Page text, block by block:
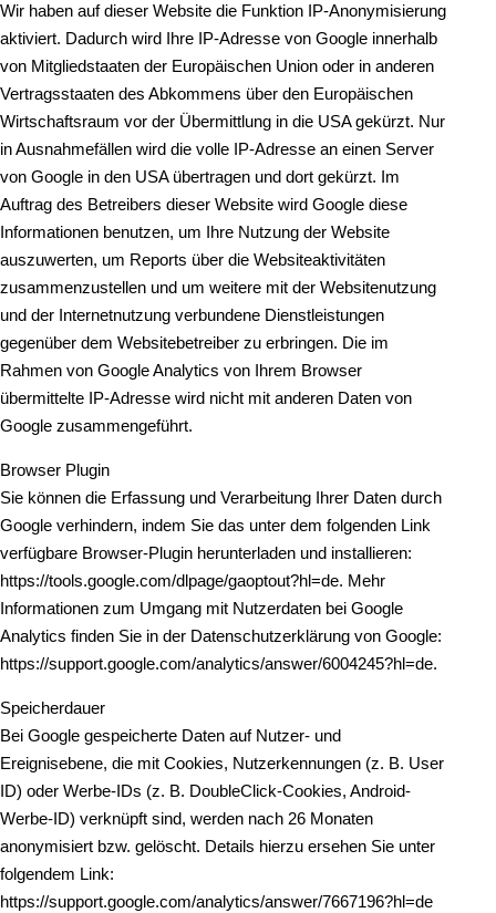
Wir haben auf dieser Website die Funktion IP-Anonymisierung
aktiviert. Dadurch wird Ihre IP-Adresse von Google innerhalb
von Mitgliedstaaten der Europäischen Union oder in anderen
Vertragsstaaten des Abkommens über den Europäischen
Wirtschaftsraum vor der Übermittlung in die USA gekürzt. Nur
in Ausnahmefällen wird die volle IP-Adresse an einen Server
von Google in den USA übertragen und dort gekürzt. Im
Auftrag des Betreibers dieser Website wird Google diese
Informationen benutzen, um Ihre Nutzung der Website
auszuwerten, um Reports über die Websiteaktivitäten
zusammenzustellen und um weitere mit der Websitenutzung
und der Internetnutzung verbundene Dienstleistungen
gegenüber dem Websitebetreiber zu erbringen. Die im
Rahmen von Google Analytics von Ihrem Browser
übermittelte IP-Adresse wird nicht mit anderen Daten von
Google zusammengeführt.
Browser Plugin
Sie können die Erfassung und Verarbeitung Ihrer Daten durch
Google verhindern, indem Sie das unter dem folgenden Link
verfügbare Browser-Plugin herunterladen und installieren:
https://tools.google.com/dlpage/gaoptout?hl=de. Mehr
Informationen zum Umgang mit Nutzerdaten bei Google
Analytics finden Sie in der Datenschutzerklärung von Google:
https://support.google.com/analytics/answer/6004245?hl=de.
Speicherdauer
Bei Google gespeicherte Daten auf Nutzer- und
Ereignisebene, die mit Cookies, Nutzerkennungen (z. B. User
ID) oder Werbe-IDs (z. B. DoubleClick-Cookies, Android-
Werbe-ID) verknüpft sind, werden nach 26 Monaten
anonymisiert bzw. gelöscht. Details hierzu ersehen Sie unter
folgendem Link:
https://support.google.com/analytics/answer/7667196?hl=de